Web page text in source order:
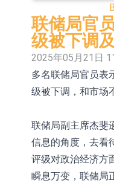
【异
【异动
微公司
【异动
份
【异动
【异动
挫，农
【异动
巨芯-
【异动
联储局官
级被下调
2025年05月21日
多名联储局官员表
级被下调，和市场
联储局副主席杰斐
信息的角度，去看
评级对政治经济方
瞬息万变，联储局